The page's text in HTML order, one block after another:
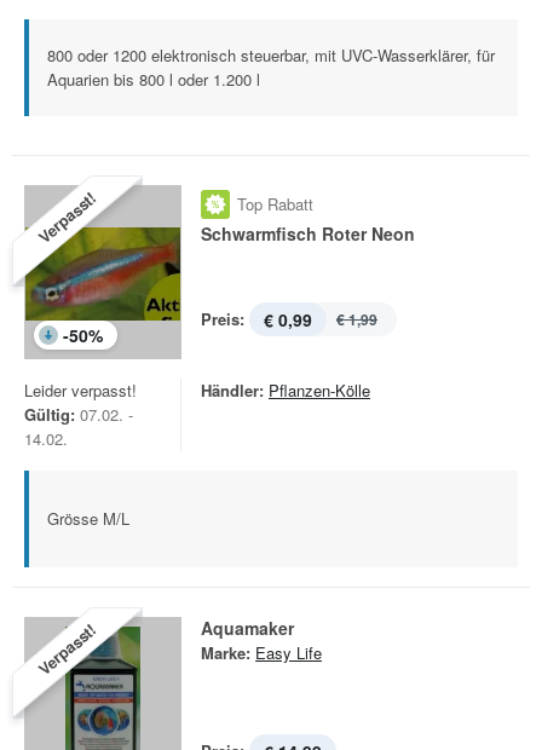
800 oder 1200 elektronisch steuerbar, mit UVC-Wasserklärer, für
Aquarien bis 800 l oder 1.200 l
Verpasst!
-50%
Top Rabatt
Schwarmfisch Roter Neon
Preis: € 0,99 € 1,99
Leider verpasst!
Gültig: 07.02. -
14.02.
Händler: Pflanzen-Kölle
Grösse M/L
Verpasst! Aquamaker
Marke: Easy Life